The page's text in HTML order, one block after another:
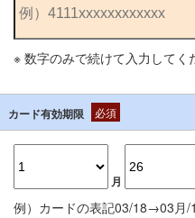
※ 数字のみで続けて入力してく
カード有効期限 必須
月
例）カードの表記03/18→03月/